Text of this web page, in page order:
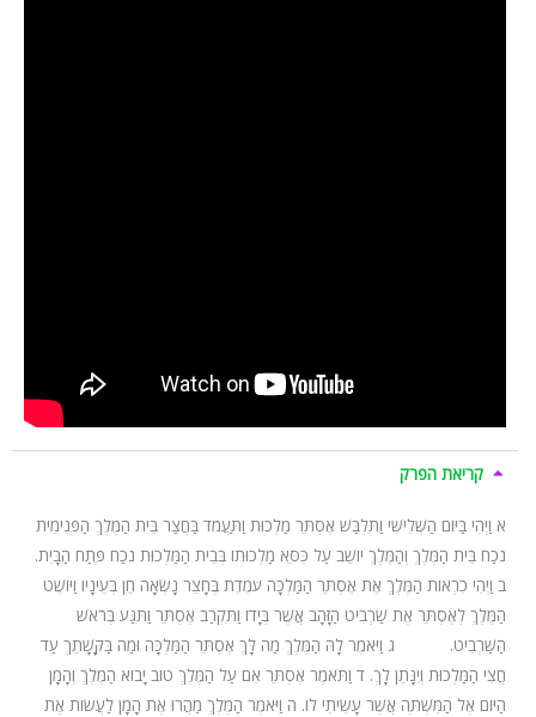
קריאת הפרק
א וַיְהִי בַּיּוֹם הַשְּׁלִישִׁי וַתִּלְבַּשׁ אֶסְתֵּר מַלְכוּת וַתַּעֲמֹד בַּחֲצַר בֵּית הַמֶּלֶךְ הַפְּנִימִית
נֹכַח בֵּית הַמֶּלֶךְ וְהַמֶּלֶךְ יוֹשֵׁב עַל כִּסֵּא מַלְכוּתוֹ בְּבֵית הַמַּלְכוּת נֹכַח פֶּתַח הַבָּיִת.
ב וַיְהִי כִרְאוֹת הַמֶּלֶךְ אֶת אֶסְתֵּר הַמַּלְכָּה עֹמֶדֶת בֶּחָצֵר נָשְׂאָה חֵן בְּעֵינָיו וַיּוֹשֶׁט
הַמֶּלֶךְ לְאֶסְתֵּר אֶת שַׁרְבִיט הַזָּהָב אֲשֶׁר בְּיָדוֹ וַתִּקְרַב אֶסְתֵּר וַתִּגַּע בְּרֹאשׁ
הַשַּׁרְבִיט. ג וַיֹּאמֶר לָהּ הַמֶּלֶךְ מַה לָּךְ אֶסְתֵּר הַמַּלְכָּה וּמַה בַּקָּשָׁתֵךְ עַד
חֲצִי הַמַּלְכוּת וְיִנָּתֵן לָךְ. ד וַתֹּאמֶר אֶסְתֵּר אִם עַל הַמֶּלֶךְ טוֹב יָבוֹא הַמֶּלֶךְ וְהָמָן
הַיּוֹם אֶל הַמִּשְׁתֶּה אֲשֶׁר עָשִׂיתִי לוֹ. ה וַיֹּאמֶר הַמֶּלֶךְ מַהֲרוּ אֶת הָמָן לַעֲשׂוֹת אֶת